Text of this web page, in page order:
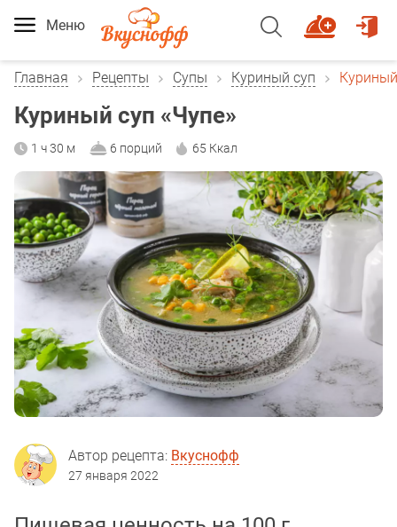
Меню
Главная Рецепты Супы Куриный суп
Куриный суп «Чупе»
1 ч 30 м 6 порций 65 Ккал
Автор рецепта: Вкуснофф
27 января 2022